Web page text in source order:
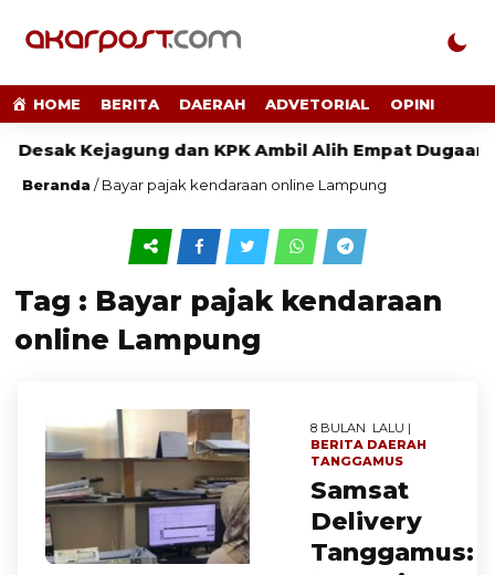
HOME BERITA DAERAH ADVETORIAL OPINI
Desak Kejagung dan KPK Ambil Alih Empat Dugaan
Beranda /Bayar pajak kendaraan online Lampung
Tag : Bayar pajak kendaraan
online Lampung
8 BULAN LALU |
BERITA DAERAH
TANGGAMUS
Samsat
Delivery
Tanggamus: